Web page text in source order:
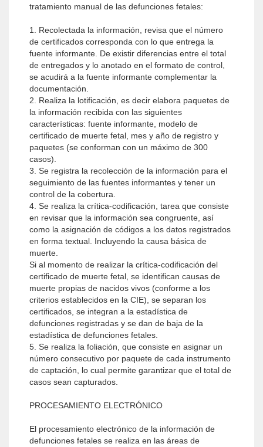
tratamiento manual de las defunciones fetales:
1. Recolectada la información, revisa que el número
de certificados corresponda con lo que entrega la
fuente informante. De existir diferencias entre el total
de entregados y lo anotado en el formato de control,
se acudirá a la fuente informante complementar la
documentación.
2. Realiza la lotificación, es decir elabora paquetes de
la información recibida con las siguientes
características: fuente informante, modelo de
certificado de muerte fetal, mes y año de registro y
paquetes (se conforman con un máximo de 300
casos).
3. Se registra la recolección de la información para el
seguimiento de las fuentes informantes y tener un
control de la cobertura.
4. Se realiza la crítica-codificación, tarea que consiste
en revisar que la información sea congruente, así
como la asignación de códigos a los datos registrados
en forma textual. Incluyendo la causa básica de
muerte.
Si al momento de realizar la crítica-codificación del
certificado de muerte fetal, se identifican causas de
muerte propias de nacidos vivos (conforme a los
criterios establecidos en la CIE), se separan los
certificados, se integran a la estadística de
defunciones registradas y se dan de baja de la
estadística de defunciones fetales.
5. Se realiza la foliación, que consiste en asignar un
número consecutivo por paquete de cada instrumento
de captación, lo cual permite garantizar que el total de
casos sean capturados.
PROCESAMIENTO ELECTRÓNICO
El procesamiento electrónico de la información de
defunciones fetales se realiza en las áreas de